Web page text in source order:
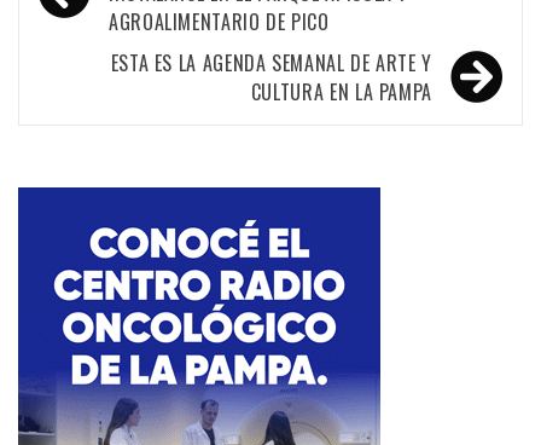
entradasAGROALIMENTARIO DE PICO
ESTA ES LA AGENDA SEMANAL DE ARTE Y
CULTURA EN LA PAMPA